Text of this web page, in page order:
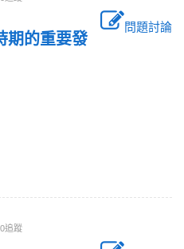
問題討論
期的重要發
0追蹤